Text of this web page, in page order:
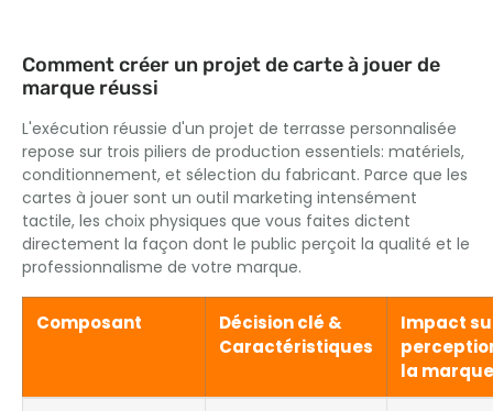
Comment créer un projet de carte à jouer de
marque réussi
L'exécution réussie d'un projet de terrasse personnalisée
repose sur trois piliers de production essentiels: matériels,
conditionnement, et sélection du fabricant. Parce que les
cartes à jouer sont un outil marketing intensément
tactile, les choix physiques que vous faites dictent
directement la façon dont le public perçoit la qualité et le
professionnalisme de votre marque.
Composant
Décision clé &
Caractéristiques
Impact
la marque